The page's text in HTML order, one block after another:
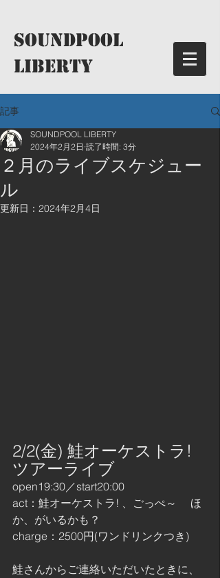
​SoundPool
LIBERTY
記事
２月のライブスケジュー
ル
SOUNDPOOL LIBERTY
2024年2月2日 読了時間: 3分
更新日： 2024年2月4日
2/2(金) 鮭オーケストラ!
ツアーライブ
open19:30／start20:00
act：鮭オーケストラ! 、ごっぺ～ 　ほ
か、がいるかも？
charge：2500円(ワンドリンクつき)
鮭さんからご連絡いただいたときに、